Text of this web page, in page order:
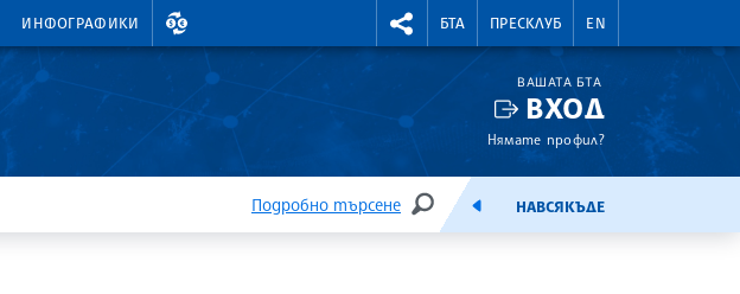
ИНФОГРАФИКИ
ВАЛУТНИ КУРСОВЕ RIGHTMENU.SOCIAL
БТА ПРЕСКЛУБ EN
ВАШАТА БТА
ВХОД
Нямате профил?
Подробно търсене
ТЪРСЕНЕЕМИСИЯНАВСЯКЪДЕ